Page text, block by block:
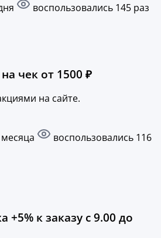
воспользовались 145 раз
чек от 1500 ₽
на сайте.
воспользовались 116
+5% к заказу с 9.00 до